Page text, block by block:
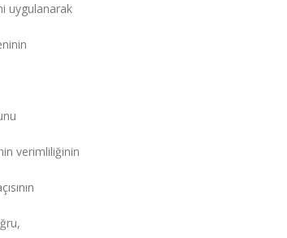
uygulanarak
verimliliğinin